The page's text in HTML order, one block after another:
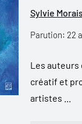
Sylvie Morais
Parution: 22
Les
créatif et
artistes ...